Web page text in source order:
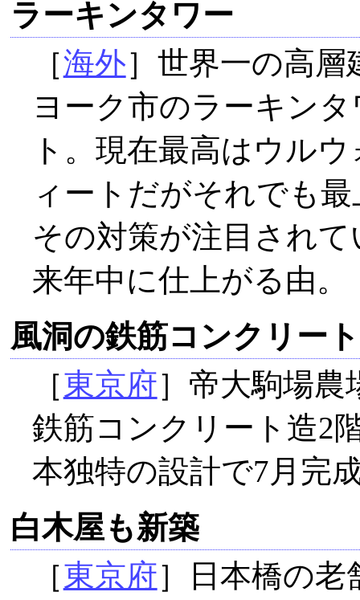
ラーキンタワー
［海外］世界一の高
ヨーク市のラーキン
ト。現在最高はウル
ィートだがそれでも
その対策が注目され
来年中に仕上がる由。
風洞の鉄筋コンクリート
［東京府］帝大駒場農
鉄筋コンクリート造2
本独特の設計で7月完
白木屋も新築
［東京府］日本橋の老